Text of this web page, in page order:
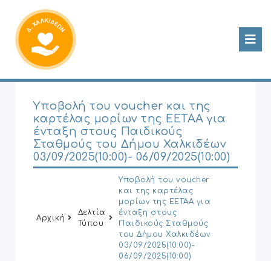
Υποβολή του voucher και της
καρτέλας μορίων της ΕΕΤΑΑ για
ένταξη στους Παιδικούς
Σταθμούς του Δήμου Χαλκιδέων
03/09/2025(10:00)- 06/09/2025(10:00)
Αρχική
Δελτία
Τύπου
Υποβολή του voucher
και της καρτέλας
μορίων της ΕΕΤΑΑ για
ένταξη στους
Παιδικούς Σταθμούς
του Δήμου Χαλκιδέων
03/09/2025(10:00)-
06/09/2025(10:00)